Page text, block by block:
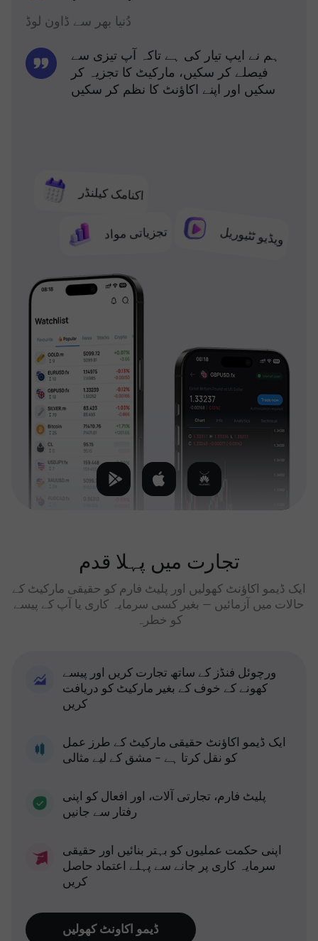
دُنیا بھر سے ڈاون لوڈ
اکنامک کیلنڈر
تجزیاتی مواد ویڈیو ٹٹیوریل
ہم نے ایپ تیار کی ہے تاکہ آپ تیزی سے
فیصلے کر سکیں، مارکیٹ کا تجزیہ کر
سکیں اور اپنے اکاؤنٹ کا نظم کر سکیں
تجارت میں پہلا قدم
ایک ڈیمو اکاؤنٹ کھولیں اور پلیٹ فارم کو حقیقی مارکیٹ کے
حالات میں آزمائیں — بغیر کسی سرمایہ کاری یا آپ کے پیسے
کو خطرہ
ورچوئل فنڈز کے ساتھ تجارت کریں اور پیسے
کھونے کے خوف کے بغیر مارکیٹ کو دریافت
کریں
ایک ڈیمو اکاؤنٹ حقیقی مارکیٹ کے طرز عمل
کو نقل کرتا ہے - مشق کے لیے مثالی
پلیٹ فارم، تجارتی آلات، اور افعال کو اپنی
رفتار سے جانیں
اپنی حکمت عملیوں کو بہتر بنائیں اور حقیقی
سرمایہ کاری پر جانے سے پہلے اعتماد حاصل
کریں
ڈیمو اکاونٹ کھولیں